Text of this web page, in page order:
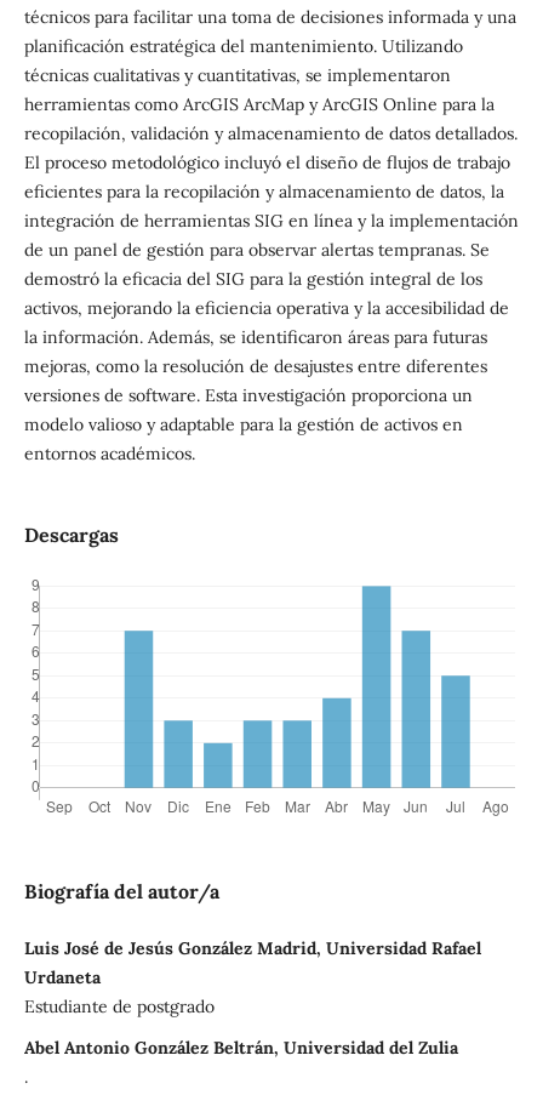
técnicos para facilitar una toma de decisiones informada y una
planificación estratégica del mantenimiento. Utilizando
técnicas cualitativas y cuantitativas, se implementaron
herramientas como ArcGIS ArcMap y ArcGIS Online para la
recopilación, validación y almacenamiento de datos detallados.
El proceso metodológico incluyó el diseño de flujos de trabajo
eficientes para la recopilación y almacenamiento de datos, la
integración de herramientas SIG en línea y la implementación
de un panel de gestión para observar alertas tempranas. Se
demostró la eficacia del SIG para la gestión integral de los
activos, mejorando la eficiencia operativa y la accesibilidad de
la información. Además, se identificaron áreas para futuras
mejoras, como la resolución de desajustes entre diferentes
versiones de software. Esta investigación proporciona un
modelo valioso y adaptable para la gestión de activos en
entornos académicos.
Descargas
Biografía del autor/a
Luis José de Jesús González Madrid, Universidad Rafael
Urdaneta
Estudiante de postgrado
Abel Antonio González Beltrán, Universidad del Zulia
.